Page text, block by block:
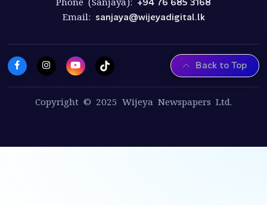
Phone (Sanjaya): +94 76 685 3168
Email: sanjaya@wijeyadigital.lk
Back to Top
Copyright © 2025 Wijeya Newspapers Ltd.